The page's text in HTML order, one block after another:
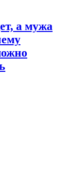
а мужа